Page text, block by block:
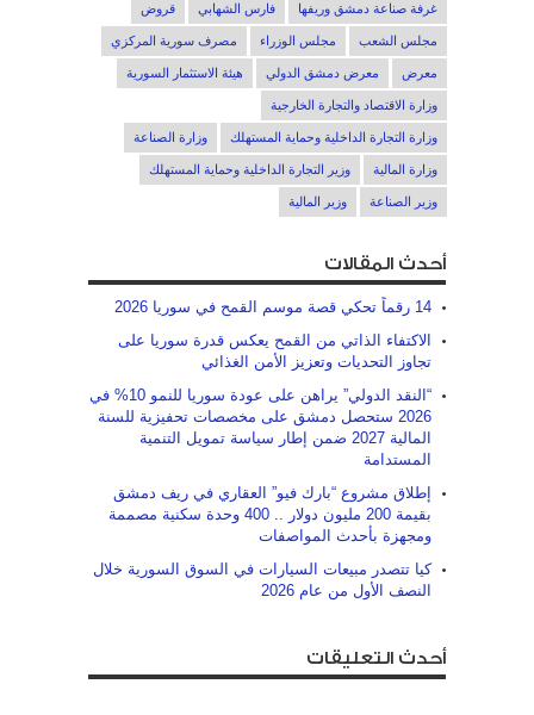
غرفة صناعة دمشق وريفها فارس الشهابي قروض
مجلس الشعب مجلس الوزراء مصرف سورية المركزي
معرض معرض دمشق الدولي هيئة الاستثمار السورية
وزارة الاقتصاد والتجارة الخارجية
وزارة التجارة الداخلية وحماية المستهلك وزارة الصناعة
وزارة المالية وزير التجارة الداخلية وحماية المستهلك
وزير الصناعة وزير المالية
أحدث المقالات
14 رقماً تحكي قصة موسم القمح في سوريا 2026
الاكتفاء الذاتي من القمح يعكس قدرة سوريا على
تجاوز التحديات ‏وتعزيز الأمن الغذائي
“النقد الدولي” يراهن على عودة سوريا للنمو 10% في
2026 ستحصل دمشق على مخصصات تحفيزية للسنة
المالية 2027 ضمن إطار سياسة تمويل التنمية
المستدامة
إطلاق مشروع “بارك فيو” العقاري في ريف دمشق
بقيمة 200 مليون دولار .. 400 وحدة سكنية مصممة
ومجهزة بأحدث المواصفات
كيا تتصدر مبيعات السيارات في السوق السورية خلال
النصف الأول من عام 2026
أحدث التعليقات